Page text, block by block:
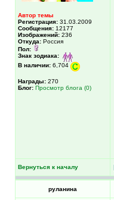
Автор темы
Регистрация: 31.03.2009
Сообщения: 12177
Изображений: 236
Откуда: Россия
Пол:
Знак зодиака:
В наличии: 6,704
Награды: 270
Блог: Просмотр блога (0)
Вернуться к началу
руланина